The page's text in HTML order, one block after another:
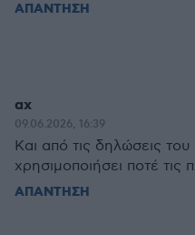
ΑΠΑΝΤΗΣΗ
αχ
09.06.2026, 16:39
Και από τις δηλώσεις του
χρησιμοποιήσει ποτέ
ΑΠΑΝΤΗΣΗ